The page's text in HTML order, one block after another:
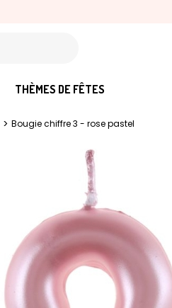
THÈMES DE FÊTES
> Bougie chiffre 3 - rose pastel